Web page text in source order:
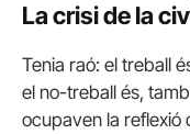
La crisi de la
Tenia raó: el treball
el no-treball és,
ocupaven la reflexió